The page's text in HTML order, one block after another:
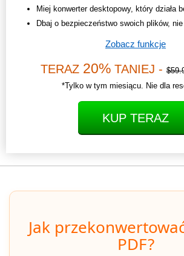
Miej konwerter desktopowy, który działa
Dbaj o bezpieczeństwo swoich plików,
Zobacz funkcje
TERAZ 20% TANIEJ -
*Tylko w tym miesiącu. Nie dla
KUP TERAZ
Jak
PDF?